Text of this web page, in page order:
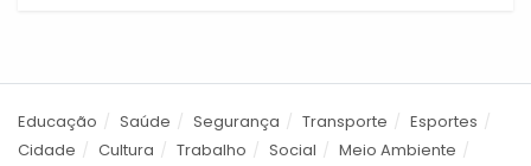
Educação Saúde Segurança Transporte
Esportes
Cidade
Cultura Trabalho Social
Meio Ambiente